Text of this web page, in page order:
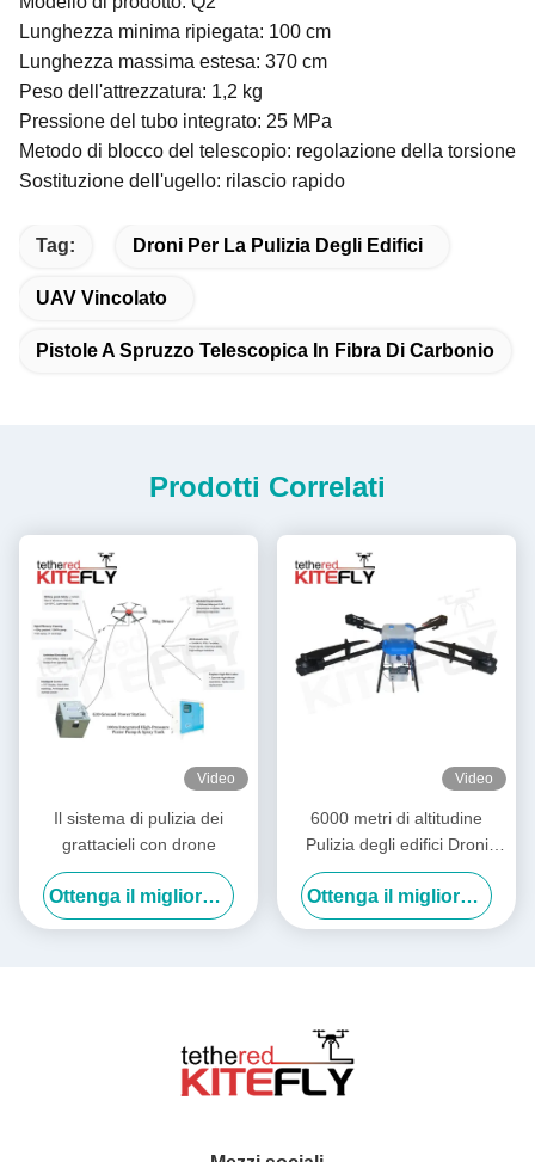
Lunghezza minima ripiegata: 100 cm
Lunghezza massima estesa: 370 cm
Peso dell'attrezzatura: 1,2 kg
Pressione del tubo integrato: 25 MPa
Metodo di blocco del telescopio: regolazione della torsione
Sostituzione dell'ugello: rilascio rapido
Tag: Droni Per La Pulizia Degli Edifici
UAV Vincolato
Pistole A Spruzzo Telescopica In Fibra Di Carbonio
Prodotti Correlati
Video
Il sistema di pulizia dei
grattacieli con drone
Ottenga il migliore prezzo
Video
6000 metri di altitudine
Pulizia degli edifici Droni
Power Washing Drone SF-
90X-150 Kitefly Ottenga il migliore prezzo